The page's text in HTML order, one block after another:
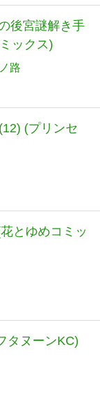
後宮謎解き手
ックス)
路
(プリンセ
とゆめコミッ
タヌーンKC)